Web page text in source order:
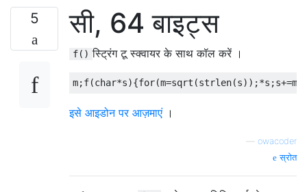
5 सी, 64 बाइट्स
f() स्ट्रिंग टू स्क्वायर के साथ कॉल करें ।
इसे आइडोन पर आज़माएं।
owacoder
स्रोत